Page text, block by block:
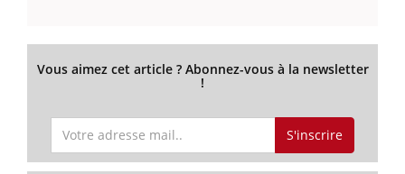
Vous aimez cet article ? Abonnez-vous à la newsletter
!
S'inscrire